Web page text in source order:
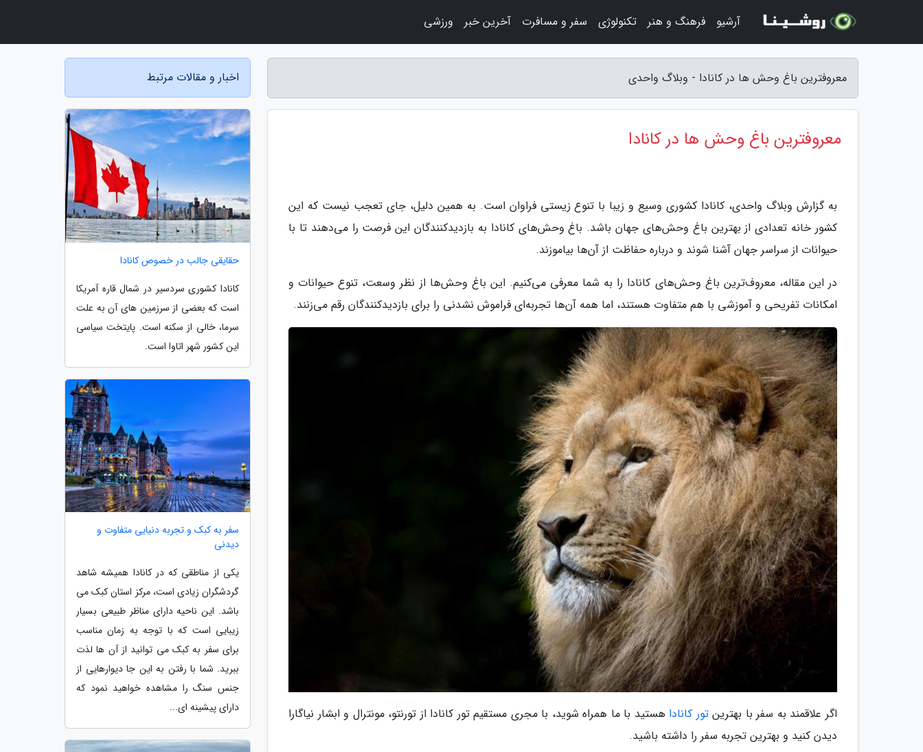
معروفترین باغ وحش ها در کانادا - وبلاگ واحدی
معروفترین باغ وحش ها در کانادا
به گزارش وبلاگ واحدی، کانادا کشوری وسیع و زیبا با تنوع زیستی فراوان است. به همین دلیل، جای تعجب نیست که این
کشور خانه تعدادی از بهترین باغ وحش‌های جهان باشد. باغ وحش‌های کانادا به بازدیدکنندگان این فرصت را می‌دهند تا با
حیوانات از سراسر جهان آشنا شوند و درباره حفاظت از آن‌ها بیاموزند.
در این مقاله، معروف‌ترین باغ وحش‌های کانادا را به شما معرفی می‌کنیم. این باغ وحش‌ها از نظر وسعت، تنوع حیوانات و
امکانات تفریحی و آموزشی با هم متفاوت هستند، اما همه آن‌ها تجربه‌ای فراموش نشدنی را برای بازدیدکنندگان رقم می‌زنند.
اگر علاقمند به سفر با بهترینتور کانادا هستید با ما همراه شوید، با مجری مستقیم تور کانادا از تورنتو، مونترال و ابشار نیاگارا
دیدن کنید و بهترین تجربه سفر را داشته باشید.
اخبار و مقالات مرتبط
حقایقی جالب در خصوص کانادا
کانادا کشوری سردسیر در شمال قاره آمریکا
است که بعضی از سرزمین های آن به علت
سرما، خالی از سکنه است. پایتخت سیاسی
این کشور شهر اتاوا است.
سفر به کبک و تجربه دنیایی متفاوت و
دیدنی
یکی از مناطقی که در کانادا همیشه شاهد
گردشگران زیادی است، مرکز استان کبک می
باشد. این ناحیه دارای مناظر طبیعی بسیار
زیبایی است که با توجه به زمان مناسب
برای سفر به کبک می توانید از آن ها لذت
ببرید. شما با رفتن به این جا دیوارهایی از
جنس سنگ را مشاهده خواهید نمود که
دارای پیشینه ای...
آرشیو فرهنگ و هنر تکنولوژی سفر و مسافرت آخرین خبر ورزشی